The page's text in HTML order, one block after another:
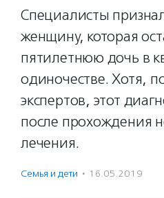
Специалисты
женщину, которая
пятилетнюю дочь в
одиночестве. Хотя,
экспертов, этот
после прохождения
лечения.
Семья и дети · 16.05.2019